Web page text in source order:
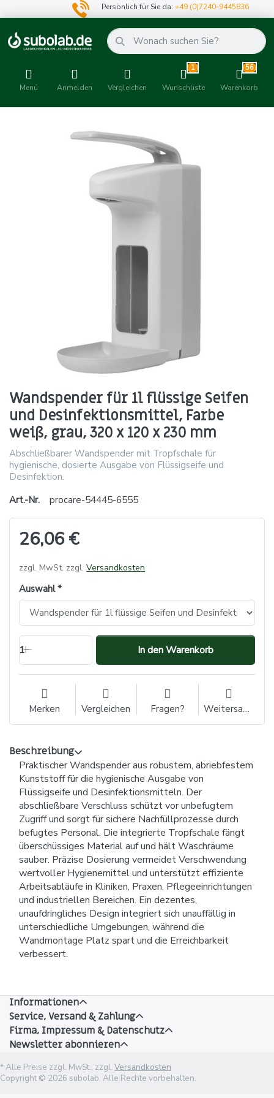
Persönlich für Sie da:+49 (0)7240-9445836
Menü Anmelden Vergleichen
1
Wunschliste
56
Warenkorb
Wandspender für 1l flüssige Seifen
und Desinfektionsmittel, Farbe
weiß, grau, 320 x 120 x 230 mm
Abschließbarer Wandspender mit Tropfschale für
hygienische, dosierte Ausgabe von Flüssigseife und
Desinfektion.
Art.-Nr.
procare-54445-6555
26,06 €
zzgl. MwSt. zzgl. Versandkosten
Auswahl
1 In den Warenkorb
Merken Vergleichen Fragen? Weitersagen
Beschreibung
Praktischer Wandspender aus robustem, abriebfestem
Kunststoff für die hygienische Ausgabe von
Flüssigseife und Desinfektionsmitteln. Der
abschließbare Verschluss schützt vor unbefugtem
Zugriff und sorgt für sichere Nachfüllprozesse durch
befugtes Personal. Die integrierte Tropfschale fängt
überschüssiges Material auf und hält Waschräume
sauber. Präzise Dosierung vermeidet Verschwendung
wertvoller Hygienemittel und unterstützt effiziente
Arbeitsabläufe in Kliniken, Praxen, Pflegeeinrichtungen
und industriellen Bereichen. Ein dezentes,
unaufdringliches Design integriert sich unauffällig in
unterschiedliche Umgebungen, während die
Wandmontage Platz spart und die Erreichbarkeit
verbessert.
Informationen
Service, Versand & Zahlung
Firma, Impressum & Datenschutz
Newsletter abonnieren
* Alle Preise zzgl. MwSt., zzgl. Versandkosten
Copyright © 2026 subolab. Alle Rechte vorbehalten.